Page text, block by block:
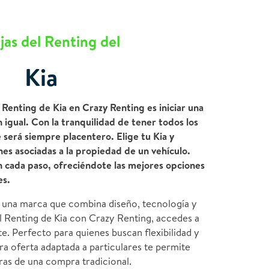
del Renting del
Kia
de Kia en Crazy Renting es iniciar una
igual. Con la tranquilidad de tener todos los
será siempre placentero. Elige tu Kia y
asociadas a la propiedad de un vehículo.
paso, ofreciéndote las mejores opciones
marca que combina diseño, tecnología y
de Kia con Crazy Renting, accedes a
Perfecto para quienes buscan flexibilidad y
oferta adaptada a particulares te permite
de una compra tradicional.